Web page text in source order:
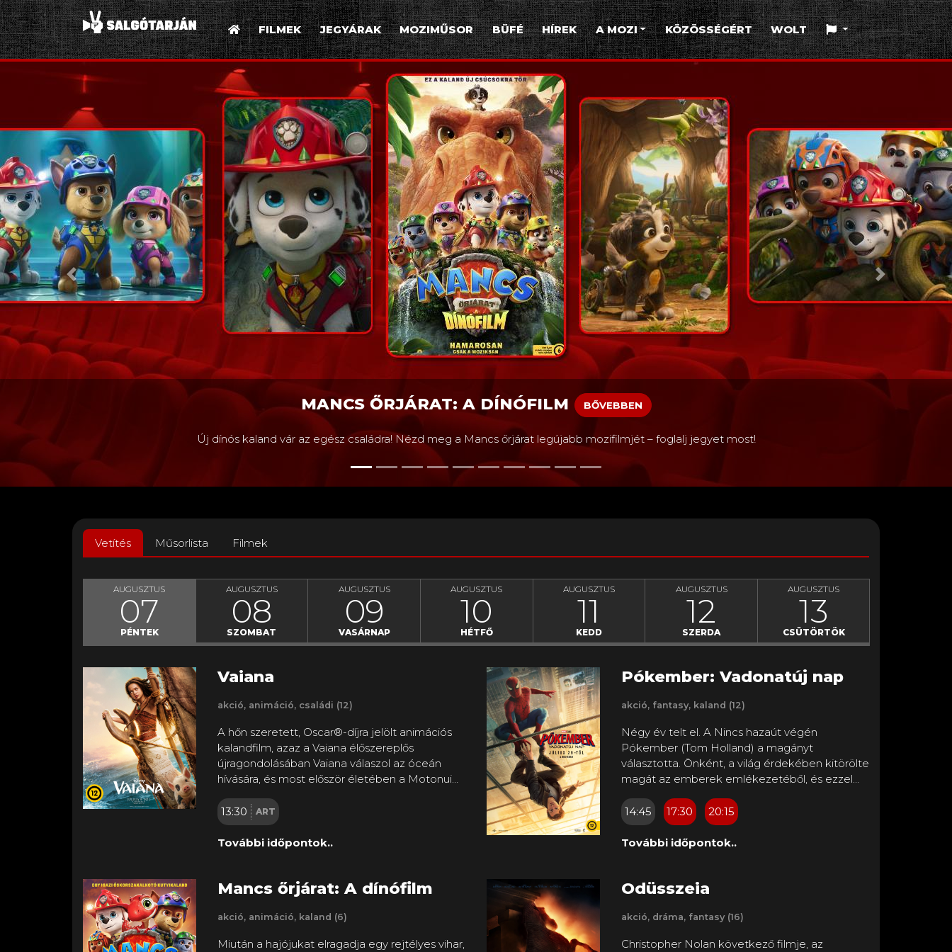
FILMEK JEGYÁRAK MOZIMŰSOR BÜFÉ HÍREK A MOZI KÖZÖSSÉGÉRT WOLT
MANCS ŐRJÁRAT: A DÍNÓFILM BŐVEBBEN
Új dínós kaland vár az egész családra! Nézd meg a Mancs őrjárat legújabb mozifilmjét – foglalj jegyet most!
Előző Következő
KULTIK
MOZI
HONLAP
Vetítés Műsorlista Filmek
AUGUSZTUS
07
PÉNTEK
AUGUSZTUS
08
SZOMBAT
AUGUSZTUS
09
VASÁRNAP
AUGUSZTUS
10
HÉTFŐ
AUGUSZTUS
11
KEDD
AUGUSZTUS
12
SZERDA
AUGUSZTUS
13
CSÜTÖRTÖK
Vaiana
akció, animáció, családi (12)
A hőn szeretett, Oscar®-díjra jelölt animációs
kalandfilm, azaz a Vaiana élőszereplős
újragondolásában Vaiana válaszol az óceán
hívására, és most először életében a Motonui
társaságában a hírhedt félistennel, Mauival.
Feledhetetlen utazás vár rájuk, s ha sikerrel
járnak, a lány népére ismét bőséges idők
13:30 ART
További időpontok..
Pókember: Vadonatúj nap
akció, fantasy, kaland (12)
Négy év telt el. A Nincs hazaút végén
Pókember (Tom Holland) a magányt
választotta. Önként, a világ érdekében kitörölte
magát az emberek emlékezetéből, és ezzel
barátjáról (Jacob Batalon) is. Magányos
felnőttéletet él. New York már nem ismeri a
nevét, csak élvezi áldásos működését: hiszen ő
többször van rá szükség. A ránehezedő nyomás
végül odáig fajul, hogy már a létezését
14:45 17:30 20:15
További időpontok..
Mancs őrjárat: A dínófilm
akció, animáció, kaland (6)
Miután a hajójukat elragadja egy rejtélyes vihar,
Odüsszeia
akció, dráma, fantasy (16)
Christopher Nolan következő filmje, az